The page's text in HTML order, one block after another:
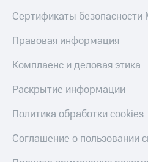
Сертификаты
Правовая информация
Комплаенс и деловая этика
Раскрытие информации
Политика обработки cookies
Соглашение о пользовании